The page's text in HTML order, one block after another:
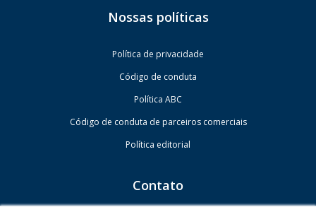
Nossas políticas
Política de privacidade
Código de conduta
Política ABC
Código de conduta de parceiros comerciais
Política editorial
Contato